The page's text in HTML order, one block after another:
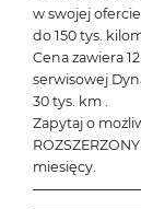
w swojej
do 150 tys.
Cena zawiera
serwisowej
30 tys. km .
Zapytaj o
miesięcy.